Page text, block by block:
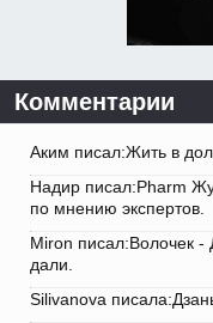
Комментарии
Аким писал:Жить в
Надир писал:Pharm
по мнению экспертов.
Miron писал:Волочек
дали.
Silivanova